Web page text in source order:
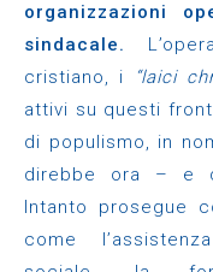
organizzazioni
sindacale.
cristiano, i
“laici
attivi su questi
di populismo, in
direbbe ora – e
Intanto prosegue
come